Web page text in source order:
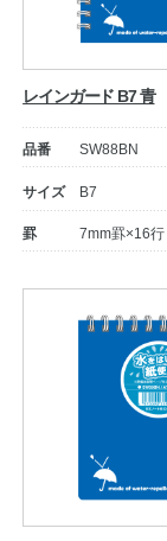
公式
日本
レインガード B7 青
品番 SW88BN
サイズ B7
罫 7mm罫×16行